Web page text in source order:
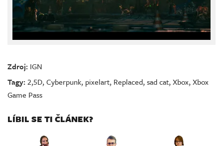
Zdroj: IGN
Tagy:2,5D,Cyberpunk, pixelart, Replaced,sad cat,Xbox,Xbox
Game Pass
LÍBIL SE TI ČLÁNEK?